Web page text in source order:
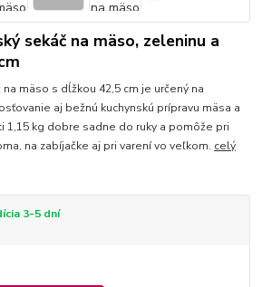
sekáč na mäso, zeleninu a
mäso s dĺžkou 42,5 cm je určený na
aj bežnú kuchynskú prípravu mäsa a
1,15 kg dobre sadne do ruky a pomôže pri
na zabíjačke aj pri varení vo veľkom. celý
3-5 dní